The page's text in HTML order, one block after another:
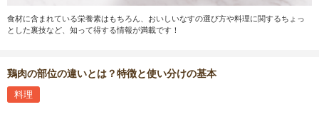
食材に含まれている栄養素はもちろん、おいしいなすの選び方や料理に関するちょっ
とした裏技など、知って得する情報が満載です！
鶏肉の部位の違いとは？特徴と使い分けの基本
料理